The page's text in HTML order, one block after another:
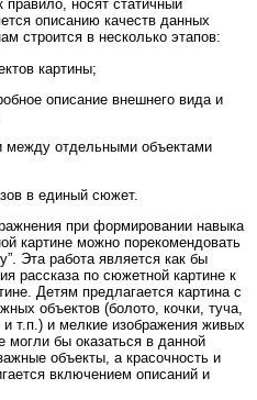
правило, носят статичный
описанию качеств данных
строится в несколько этапов:
картины;
описание внешнего вида и
между отдельными объектами
в единый сюжет.
при формировании навыка
картине можно порекомендовать
Эта работа является как бы
рассказа по сюжетной картине к
Детям предлагается картина с
объектов (болото, кочки, туча,
т.п.) и мелкие изображения живых
могли бы оказаться в данной
объекты, а красочность и
включением описаний и